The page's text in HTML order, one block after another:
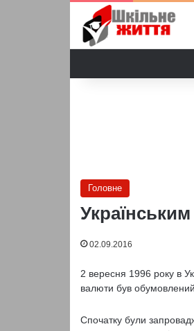
Головне
02.09.2016
2 вересня 1996 року в
валюти був
Спочатку були